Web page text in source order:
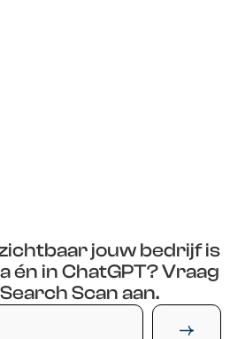
jouw bedrijf is
én in ChatGPT? Vraag
Scan aan.